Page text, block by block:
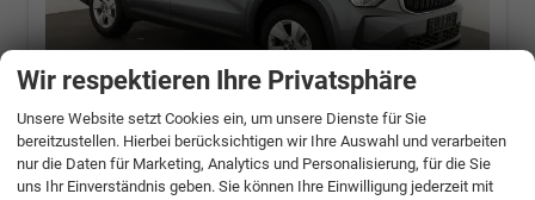
Skoda Kodiaq1.5 TSI mHEV 110 kW Selection
Wir respektieren Ihre Privatsphäre
Unsere Website setzt Cookies ein, um unsere Dienste für Sie
bereitzustellen. Hierbei berücksichtigen wir Ihre Auswahl und verarbeiten
nur die Daten für Marketing, Analytics und Personalisierung, für die Sie
uns Ihr Einverständnis geben. Sie können Ihre Einwilligung jederzeit mit